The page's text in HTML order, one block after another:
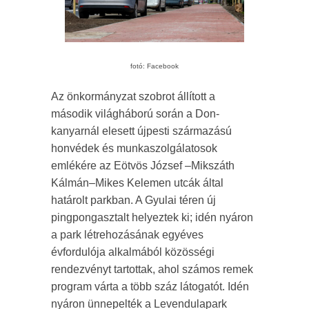
fotó: Facebook
Az önkormányzat szobrot állított a
második világháború során a Don-
kanyarnál elesett újpesti származású
honvédek és munkaszolgálatosok
emlékére az Eötvös József –Mikszáth
Kálmán–Mikes Kelemen utcák által
határolt parkban. A Gyulai téren új
pingpongasztalt helyeztek ki; idén nyáron
a park létrehozásának egyéves
évfordulója alkalmából közösségi
rendezvényt tartottak, ahol számos remek
program várta a több száz látogatót. Idén
nyáron ünnepelték a Levendulapark